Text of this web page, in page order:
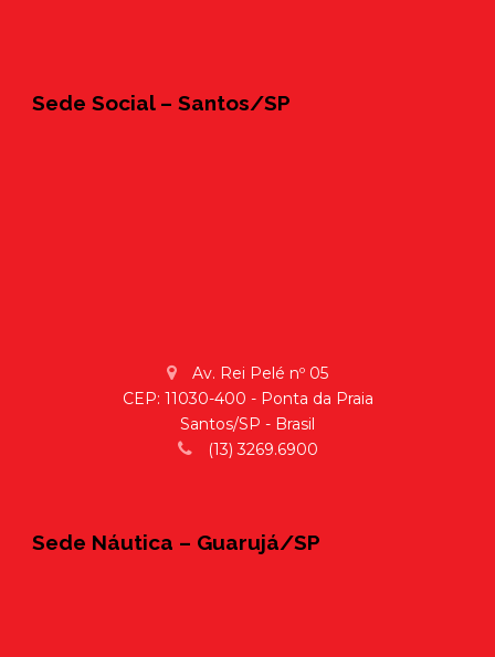
Sede Social – Santos/SP
Av. Rei Pelé nº 05
CEP: 11030-400 - Ponta da Praia
Santos/SP - Brasil
(13) 3269.6900
Sede Náutica – Guarujá/SP